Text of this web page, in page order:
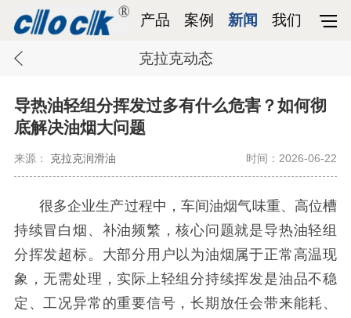
产品 案例 新闻 我们
克拉克动态
导热油轻组分挥发过多有什么危害？如何彻
底解决油烟大问题
来源： 克拉克润滑油 时间：2026-06-22
很多企业生产过程中，车间油烟气味重、高位槽
持续冒白烟、补油频繁，核心问题就是导热油轻组
分挥发超标。大部分用户以为油烟属于正常高温现
象，无需处理，实际上轻组分持续挥发是油品不稳
定、工况异常的重要信号，长期放任会带来能耗、